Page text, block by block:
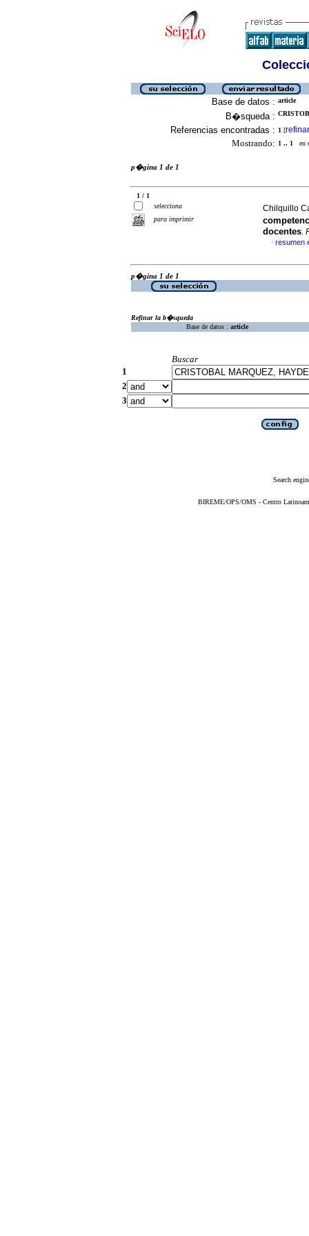
Base de datos : article
B�squeda :
Referencias encontradas : 1 [refinar
Mostrando: 1 .. 1 en
p�gina 1 de 1
1 / 1
selecciona
para imprimir
Chilquillo
docentes.
· resumen
p�gina 1 de 1
Refinar la b�squeda
Base de datos : article
Buscar
1
2
3
Search
BIREME/OPS/OMS - Centro